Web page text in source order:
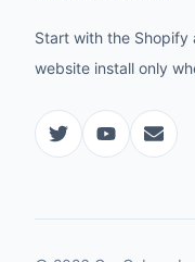
Start with the
website install only